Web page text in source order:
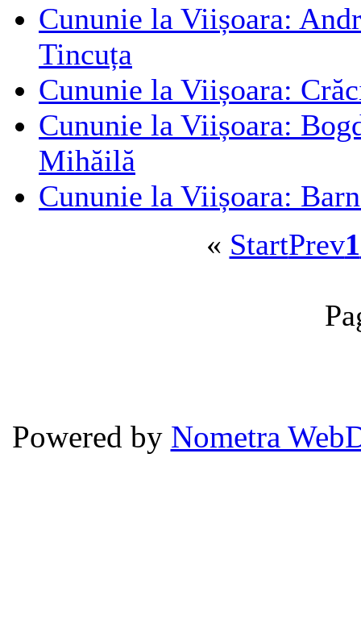
Cununie la Viișoara:
Tincuța
Cununie la Viișoara:
Cununie la Viișoara:
Mihăilă
Cununie la Viișoara:
« StartPrev1
Powered by Nometra